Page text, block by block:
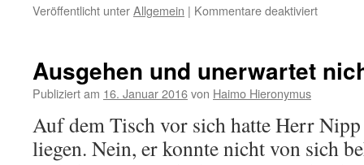
Veröffentlicht unterAllgemein | Kommentare deaktiviertfür
Ausgehen und unerwartet
Publiziert am 16. Januar 2016von Haimo Hieronymus
Auf dem Tisch vor sich hatte Herr Nipp
liegen. Nein, er konnte nicht von sich